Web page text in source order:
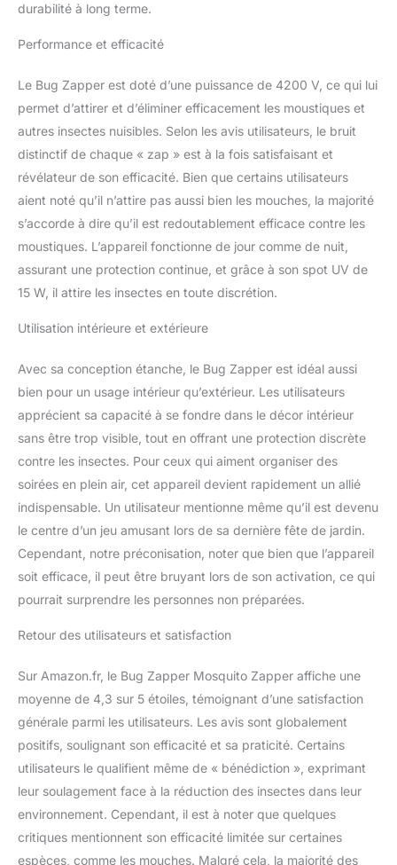
galvanisé pour les
insectes, qui attire, défait
moustiques. Il y a un
anneau de suspension
sur le dessus de la
chaussure à insectes,
sur les arbres, les
porches et autres
endroits. Sûr et efficace :
grille puissante qui
efficacement les
anti-moustiques tue
touchés avec la grille de
tension 4200, et le tube
UV de 15 W attire et
élimine plus d'insectes.
offrent un puissant
contrôle des insectes à
l'intérieur, à l'extérieur,
dans la cour, à la maison.
Installation facile : il suffit
de le placer à plat ou
d'utiliser un anneau pour
au support mural de la
d'alimentation étendu de
3,5 pieds, vous pouvez
facilement le livrer sur
quelque part près de
votre gril. Veuillez
essayer de réinstaller
l'ampoule si elle ne
s'allume pas après la
durabilité à long terme.
Performance et efficacité
Le Bug Zapper est doté d’une puissance de 4200 V, ce qui lui
permet d’attirer et d’éliminer efficacement les moustiques et
autres insectes nuisibles. Selon les avis utilisateurs, le bruit
distinctif de chaque « zap » est à la fois satisfaisant et
révélateur de son efficacité. Bien que certains utilisateurs
aient noté qu’il n’attire pas aussi bien les mouches, la majorité
s’accorde à dire qu’il est redoutablement efficace contre les
moustiques. L’appareil fonctionne de jour comme de nuit,
assurant une protection continue, et grâce à son spot UV de
15 W, il attire les insectes en toute discrétion.
Utilisation intérieure et extérieure
Avec sa conception étanche, le Bug Zapper est idéal aussi
bien pour un usage intérieur qu’extérieur. Les utilisateurs
apprécient sa capacité à se fondre dans le décor intérieur
sans être trop visible, tout en offrant une protection discrète
contre les insectes. Pour ceux qui aiment organiser des
soirées en plein air, cet appareil devient rapidement un allié
indispensable. Un utilisateur mentionne même qu’il est devenu
le centre d’un jeu amusant lors de sa dernière fête de jardin.
Cependant, notre préconisation, noter que bien que l’appareil
soit efficace, il peut être bruyant lors de son activation, ce qui
pourrait surprendre les personnes non préparées.
Retour des utilisateurs et satisfaction
Sur Amazon.fr, le Bug Zapper Mosquito Zapper affiche une
moyenne de 4,3 sur 5 étoiles, témoignant d’une satisfaction
générale parmi les utilisateurs. Les avis sont globalement
positifs, soulignant son efficacité et sa praticité. Certains
utilisateurs le qualifient même de « bénédiction », exprimant
leur soulagement face à la réduction des insectes dans leur
environnement. Cependant, il est à noter que quelques
critiques mentionnent son efficacité limitée sur certaines
espèces, comme les mouches. Malgré cela, la majorité des